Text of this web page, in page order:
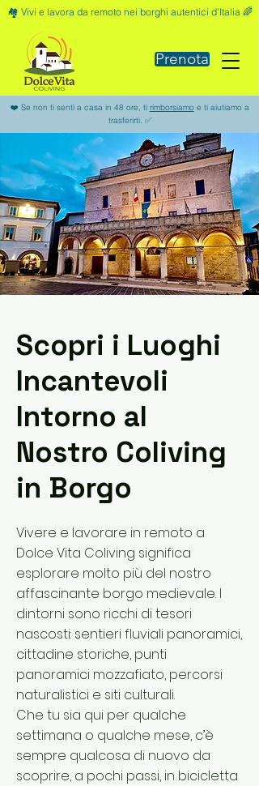
🏘️ Vivi e lavora da remoto nei borghi autentici d'Italia 🌈
Prenota
❤️ Se non ti senti a casa in 48 ore, ti rimborsiamoe ti aiutiamo a
trasferirti. ✅
Scopri i Luoghi
Incantevoli
Intorno al
Nostro Coliving
in Borgo
Vivere e lavorare in remoto a
Dolce Vita Coliving significa
esplorare molto più del nostro
affascinante borgo medievale. I
dintorni sono ricchi di tesori
nascosti: sentieri fluviali panoramici,
cittadine storiche, punti
panoramici mozzafiato, percorsi
naturalistici e siti culturali.
Che tu sia qui per qualche
settimana o qualche mese, c’è
sempre qualcosa di nuovo da
scoprire, a pochi passi, in bicicletta